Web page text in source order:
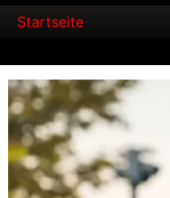
Startseite